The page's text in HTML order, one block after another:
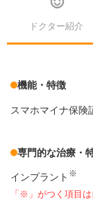
ドクター紹介
機能・特徴
スマホマイナ保険
専門的な治療・
インプラント ※
「※」がつく項目